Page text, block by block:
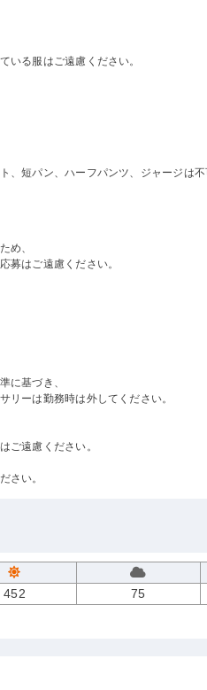
いる服はご遠慮ください。
、短パン、ハーフパンツ、ジャージは
め、
募はご遠慮ください。
に基づき、
リーは勤務時は外してください。
ご遠慮ください。
さい。
452 75